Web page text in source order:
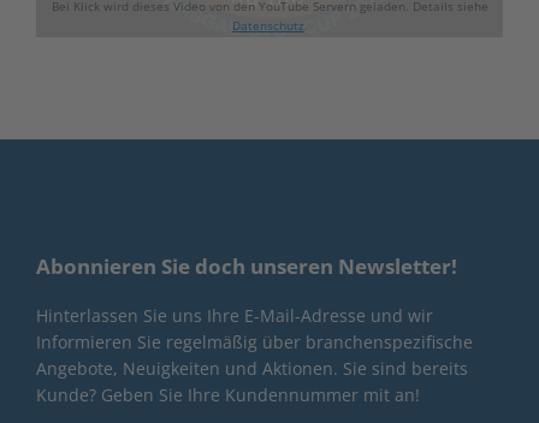
Bei Klick wird dieses Video von den YouTube Servern geladen. Details siehe
Datenschutz.
Abonnieren Sie doch unseren Newsletter!
Hinterlassen Sie uns Ihre E-Mail-Adresse und wir
Informieren Sie regelmäßig über branchenspezifische
Angebote, Neuigkeiten und Aktionen. Sie sind bereits
Kunde? Geben Sie Ihre Kundennummer mit an!